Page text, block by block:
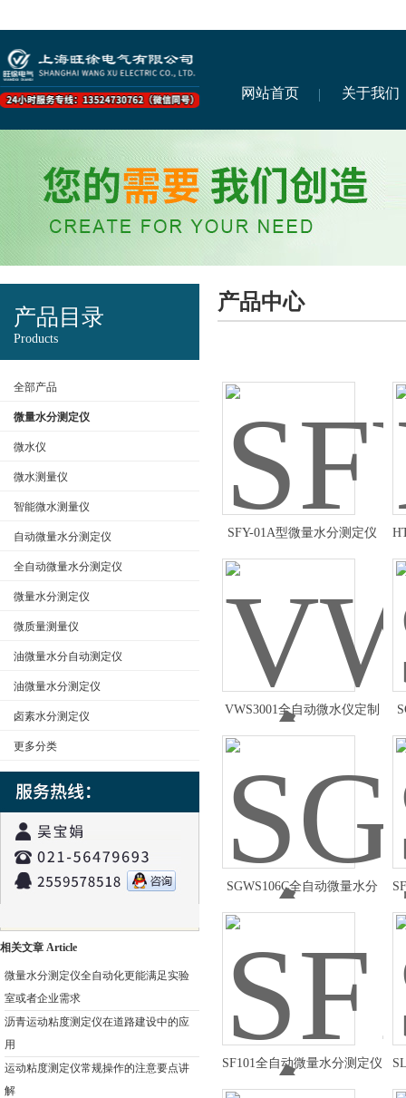
网站首页 关于我们
产品目录
Products
全部产品
微量水分测定仪
微水仪
微水测量仪
智能微水测量仪
自动微量水分测定仪
全自动微量水分测定仪
微量水分测定仪
微质量测量仪
油微量水分自动测定仪
油微量水分测定仪
卤素水分测定仪
更多分类
相关文章 Article
微量水分测定仪全自动化更能满足实验
室或者企业需求
沥青运动粘度测定仪在道路建设中的应
用
运动粘度测定仪常规操作的注意要点讲
解
产品中心
SFY-01A型微量水分测定仪
VWS3001全自动微水仪定制
SGWS106C全自动微量水分
SF101全自动微量水分测定仪